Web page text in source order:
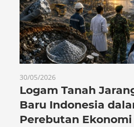
30/05/2026
Logam Tanah
Baru Indonesia
Perebutan